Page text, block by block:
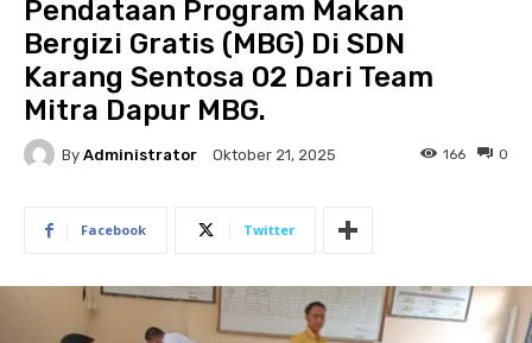
Pendataan Program Makan
Bergizi Gratis (MBG) Di SDN
Karang Sentosa 02 Dari Team
Mitra Dapur MBG.
By Administrator Oktober 21, 2025 0
166
Facebook Twitter